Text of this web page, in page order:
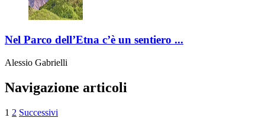
Nel Parco dell’Etna c’è un sentiero ...
Alessio Gabrielli
Navigazione articoli
1 2 Successivi